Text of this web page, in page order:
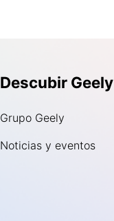
Descubir Geely
Grupo Geely
Noticias y eventos